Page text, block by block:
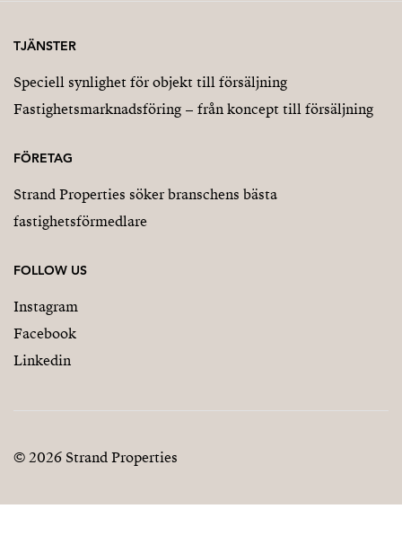
TJÄNSTER
Speciell synlighet för objekt till försäljning
Fastighetsmarknadsföring – från koncept till försäljning
FÖRETAG
Strand Properties söker branschens bästa
fastighetsförmedlare
FOLLOW US
Instagram
Facebook
Linkedin
© 2026 Strand Properties